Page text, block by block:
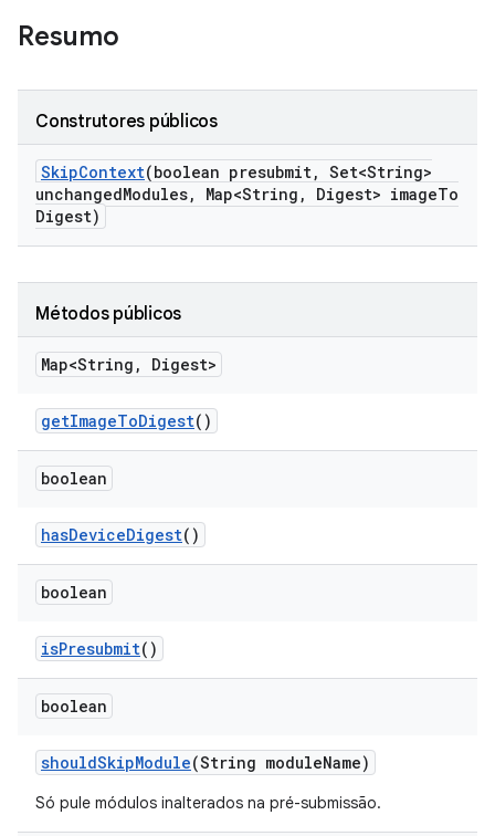
Resumo
Construtores públicos
SkipContext(boolean presubmit, Set<String>
unchangedModules, Map<String , Digest> imageTo
Digest)
Métodos públicos
Map<String , Digest>
getImageToDigest()
boolean
hasDeviceDigest()
boolean
isPresubmit()
boolean
shouldSkipModule(String moduleName)
Só pule módulos inalterados na pré-submissão.